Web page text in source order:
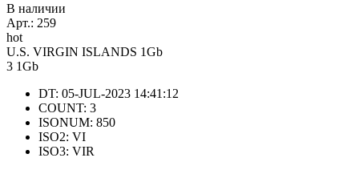
В наличии
Арт.: 259
hot
U.S. VIRGIN ISLANDS 1Gb
3 1Gb
DT: 05-JUL-2023 14:41:12
COUNT: 3
ISONUM: 850
ISO2: VI
ISO3: VIR